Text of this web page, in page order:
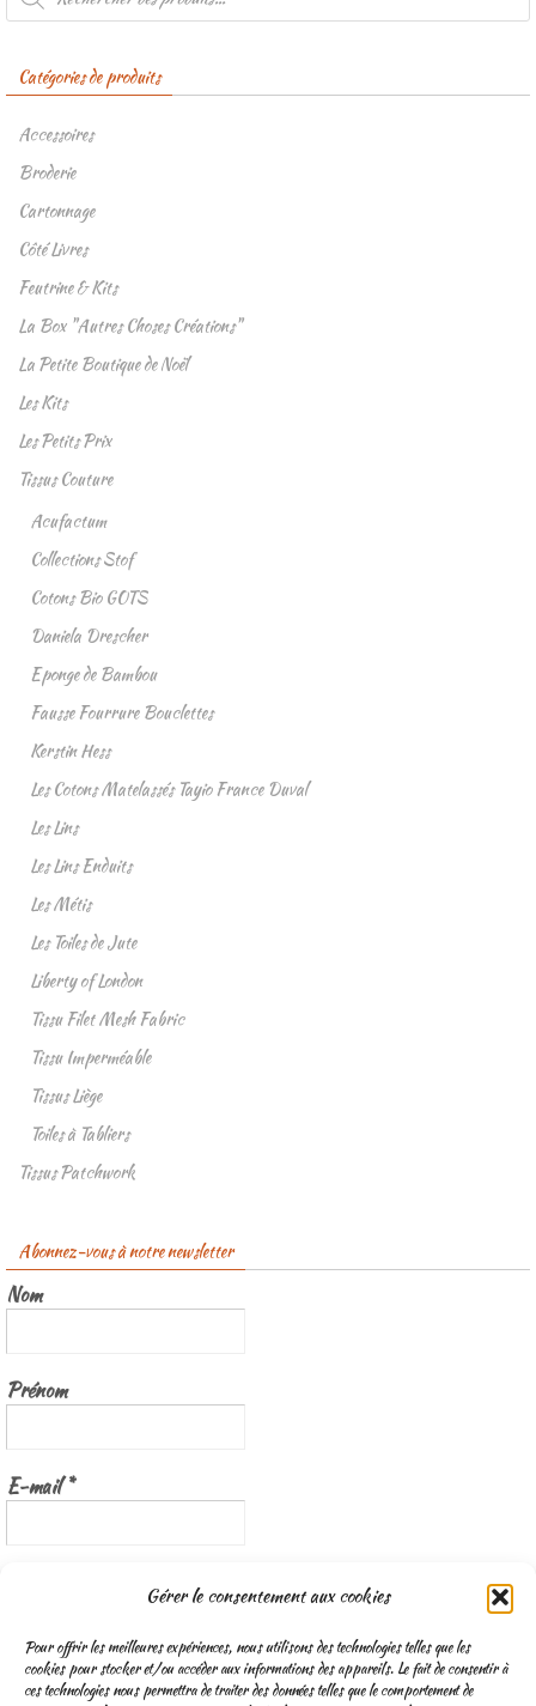
Gérer le consentement aux cookies
Pour offrir les meilleures expériences, nous utilisons des technologies telles que les
cookies pour stocker et/ou accéder aux informations des appareils. Le fait de consentir à
ces technologies nous permettra de traiter des données telles que le comportement de
produits
Catégories de produits
Accessoires
Broderie
Cartonnage
Côté Livres
Feutrine & Kits
La Box "Autres Choses Créations"
La Petite Boutique de Noël
Les Kits
Les Petits Prix
Tissus Couture
Acufactum
Collections Stof
Cotons Bio GOTS
Daniela Drescher
Eponge de Bambou
Fausse Fourrure Bouclettes
Kerstin Hess
Les Cotons Matelassés Tayio France Duval
Les Lins
Les Lins Enduits
Les Métis
Les Toiles de Jute
Liberty of London
Tissu Filet Mesh Fabric
Tissu Imperméable
Tissus Liège
Toiles à Tabliers
Tissus Patchwork
Abonnez-vous à notre newsletter
Nom
Prénom
E-mail*
Nous gardons vos données privées et ne les partageons qu’avec les
tierces parties qui rendent ce service possible.Lisez notre politique de
confidentialité